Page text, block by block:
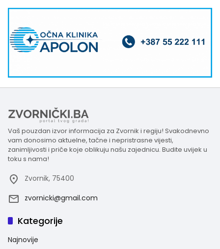
Vaš pouzdan izvor informacija za Zvornik i regiju! Svakodnevno
vam donosimo aktuelne, tačne i nepristrasne vijesti,
zanimljivosti i priče koje oblikuju našu zajednicu. Budite uvijek u
toku s nama!
Zvornik, 75400
zvornicki@gmail.com
Kategorije
Najnovije